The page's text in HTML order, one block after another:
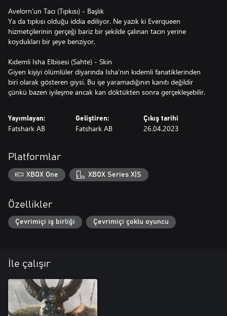
Avelorn'un Tacı (Tıpkısı) - Başlık
Ya da tıpkısı olduğu iddia ediliyor. Ne yazık ki Everqueen
hizmetçilerinin gerçeği bariz bir şekilde çalınan tacın yerine
koydukları bir şeye benziyor.
Kıdemli Isha Elbisesi (Sahte) - Skin
Giyen kişiyi ölümlüler diyarında Isha'nın kıdemli fanatiklerinden
biri olarak gösteren giysi. Bu işe yaramadığının kanıtı değildir
Yayımlayan:
Fatshark AB
Geliştiren:
Fatshark AB
Çıkış tarihi
26.04.2023
Platformlar
XBOX One XBOX Series X|S
Özellikler
Çevrimiçi iş birliği Çevrimiçi çoklu oyuncu
İle çalışır